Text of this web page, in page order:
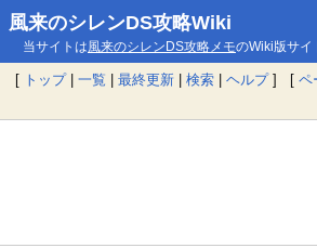
風来のシレンDS攻略Wiki
当サイトは風来のシレンDS攻略メモのWiki版サイ
[ トップ| 一覧 | 最終更新 | 検索 | ヘルプ] [ ペ